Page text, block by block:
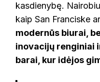
kasdienybę.
kaip San Franciske
modernūs biurai,
inovacijų renginiai
barai, kur idėjos